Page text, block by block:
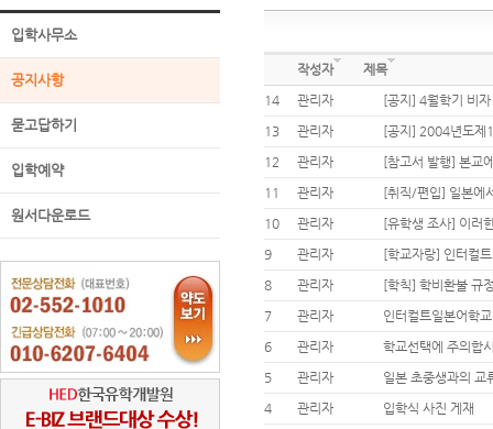
입학사무소
공지사항
묻고답하기
입학예약
원서다운로드
작성자
제목
14
관리자
[공지] 4월학기 비
13
관리자
[공지] 2004년도제
12
관리자
[참고서 발행] 본교
11
관리자
[취직/편입] 일본에
10
관리자
[유학생 조사] 이러
9
관리자
[학교자랑] 인터컬
8
관리자
[학칙] 학비환불 규
7
관리자
인터컬트일본어학
6
관리자
학교선택에 주의합
5
관리자
일본 초중생과의 교
4
관리자
입학식 사진 게재